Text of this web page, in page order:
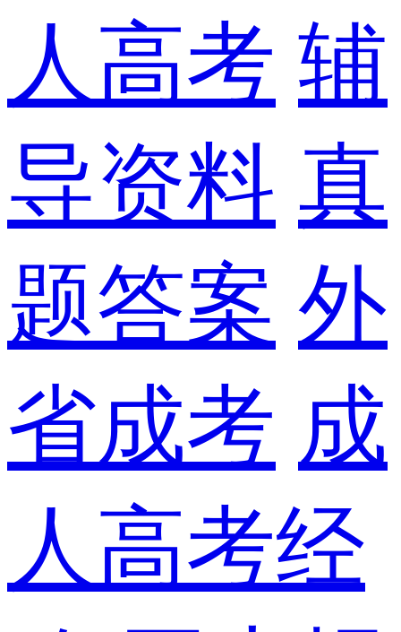
人高考 辅
导资料 真
题答案 外
省成考 成
人高考经